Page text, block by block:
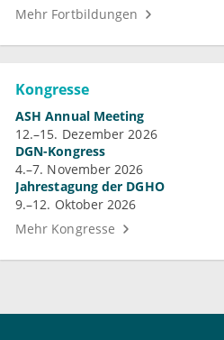
Mehr Fortbildungen
Kongresse
ASH Annual Meeting
12.–15. Dezember 2026
DGN-Kongress
4.–7. November 2026
Jahrestagung der DGHO
9.–12. Oktober 2026
Mehr Kongresse